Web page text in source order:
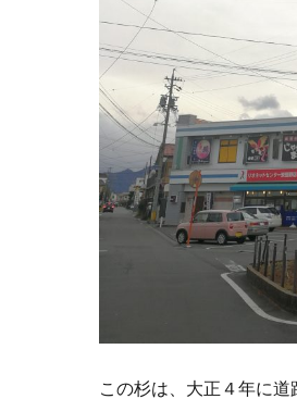
この杉は、大正４年に